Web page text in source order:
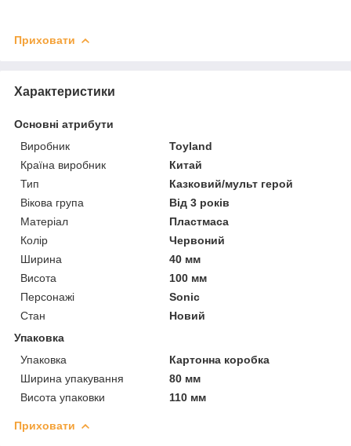
Приховати
Характеристики
Основні атрибути
Виробник
Toyland
Країна виробник
Китай
Тип
Казковий/мульт герой
Вікова група
Від 3 років
Матеріал
Пластмаса
Колір
Червоний
Ширина
40 мм
Висота
100 мм
Персонажі
Sonic
Стан
Новий
Упаковка
Упаковка
Картонна коробка
Ширина упакування
80 мм
Висота упаковки
110 мм
Приховати